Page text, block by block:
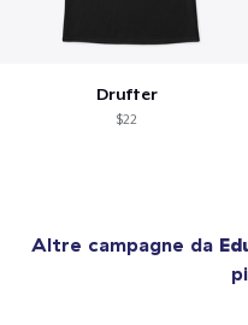
Drufter
$22
Altre campagne da